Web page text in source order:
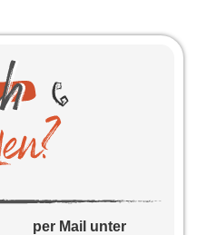
per Mail unter